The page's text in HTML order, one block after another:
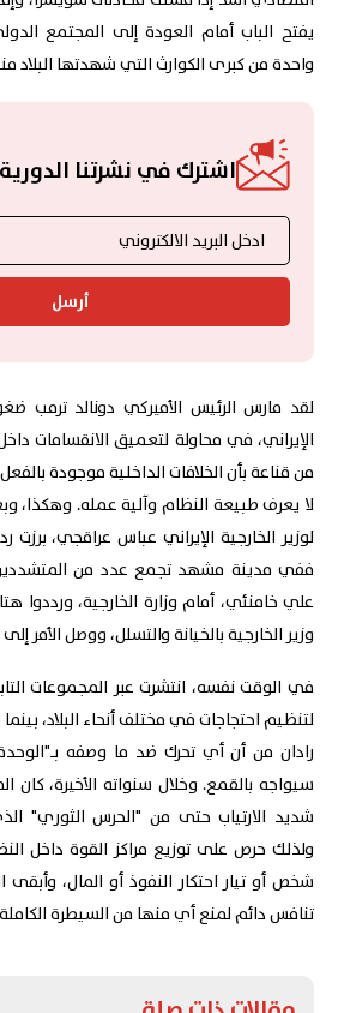
يفتح الباب أمام العودة إلى المجتمع
واحدة من كبرى الكوارث التي شهدتها البلاد
اشترك في نشرتنا الدورية
أرسل
لقد مارس الرئيس الأميركي دونالد ترمب
الإيراني، في محاولة لتعميق الانقسامات
من قناعة بأن الخلافات الداخلية موجودة
لا يعرف طبيعة النظام وآلية عمله. وهكذا،
لوزير الخارجية الإيراني عباس عراقجي،
ففي مدينة مشهد تجمع عدد من المتشددين
علي خامنئي، أمام وزارة الخارجية،
وزير الخارجية بالخيانة والتسلل، ووصل الأمر
في الوقت نفسه، انتشرت عبر المجموعات
لتنظيم احتجاجات في مختلف أنحاء البلاد،
رادان من أن أي تحرك ضد ما وصفه
سيواجه بالقمع. وخلال سنواته الأخيرة، كان
شديد الارتياب حتى من "الحرس الثوري"
ولذلك حرص على توزيع مراكز القوة داخل
شخص أو تيار احتكار النفوذ أو المال، وأبقى
تنافس دائم لمنع أي منها من السيطرة